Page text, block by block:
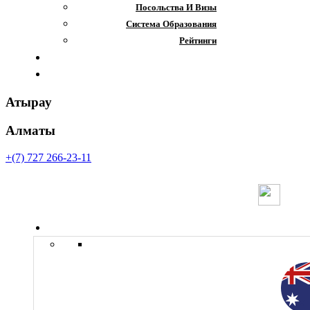
Посольства И Визы
Система Образования
Рейтинги
Атырау
Алматы
+(7) 727 266-23-11